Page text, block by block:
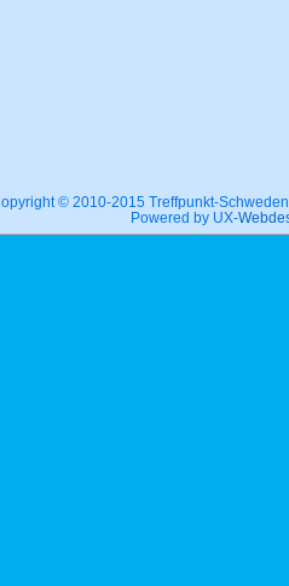
© 2010-2015 Treffpunkt-
Powered by UX-